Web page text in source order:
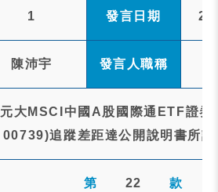
1 發言日期
陳沛宇 發言人職稱
元大MSCI中國A股國際通ETF證
00739)追蹤差距達公開說明書所
第 22 款